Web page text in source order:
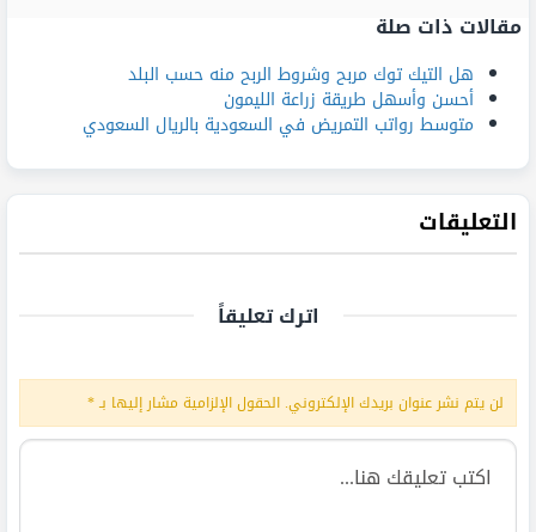
مقالات ذات صلة
هل التيك توك مربح وشروط الربح منه حسب البلد
أحسن وأسهل طريقة زراعة الليمون
متوسط رواتب التمريض في السعودية بالريال السعودي
التعليقات
اترك تعليقاً
لن يتم نشر عنوان بريدك الإلكتروني. الحقول الإلزامية مشار إليها بـ*